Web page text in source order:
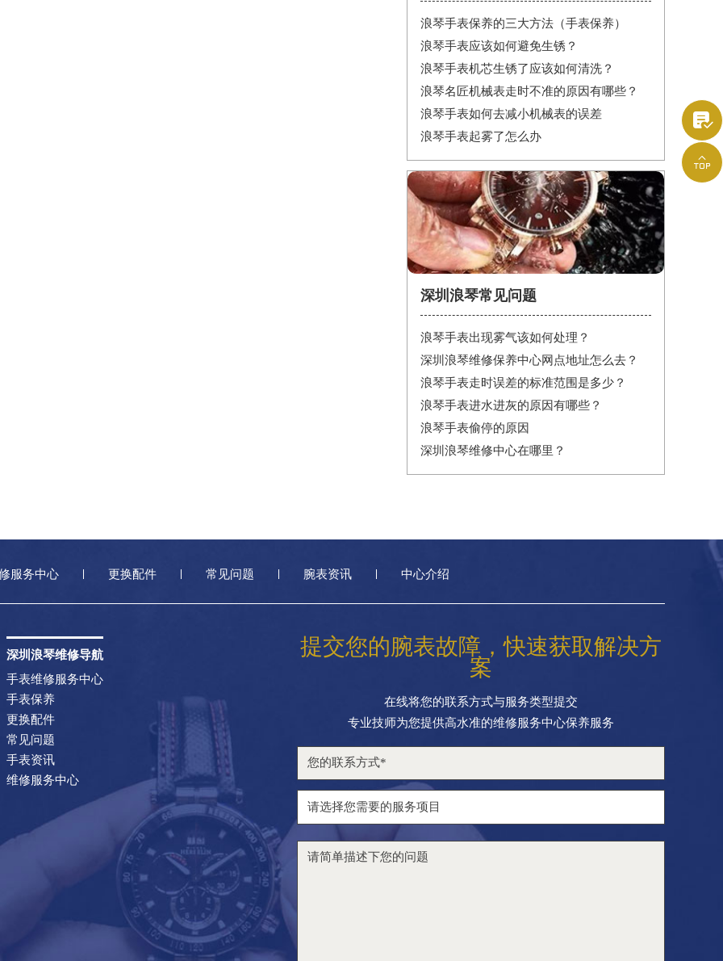
浪琴手表保养的三大方法（手表保养）
浪琴手表应该如何避免生锈？
浪琴手表机芯生锈了应该如何清洗？
浪琴名匠机械表走时不准的原因有哪些？
浪琴手表如何去减小机械表的误差
浪琴手表起雾了怎么办
深圳浪琴常见问题
浪琴手表出现雾气该如何处理？
深圳浪琴维修保养中心网点地址怎么去？
浪琴手表走时误差的标准范围是多少？
浪琴手表进水进灰的原因有哪些？
浪琴手表偷停的原因
深圳浪琴维修中心在哪里？
服务中心 更换配件 常见问题 腕表资讯 中心介绍
提交您的腕表故障，快速获取解决方
案
在线将您的联系方式与服务类型提交
专业技师为您提供高水准的维修服务中心保养服务
深圳浪琴维修导航
手表维修服务中心
手表保养
更换配件
常见问题
手表资讯
维修服务中心

